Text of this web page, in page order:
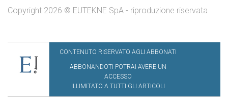
Copyright 2026 © EUTEKNE SpA - riproduzione riservata
CONTENUTO RISERVATO AGLI ABBONATI
ABBONANDOTI POTRAI AVERE UN
ACCESSO
ILLIMITATO A TUTTI GLI ARTICOLI